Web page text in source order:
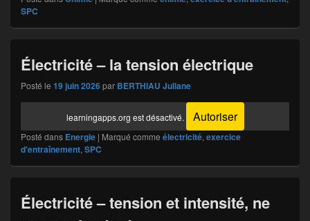
SPC
Électricité – la tension électrique
Posté le 19 juin 2026par BERTHIAU Juliane
learningapps.org est désactivé. Autoriser
Posté dans Energie | Marqué comme électricité, exercice
d'entraînement, SPC
Électricité – tension et intensité, ne